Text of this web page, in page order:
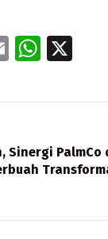
E
W
A
p
Sinergi